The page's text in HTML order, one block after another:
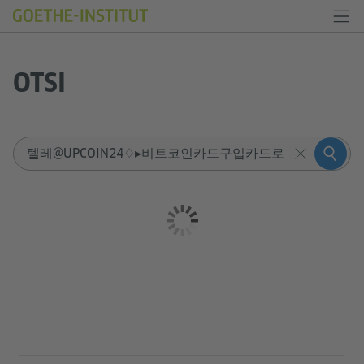
OTSI
Sucheingabe